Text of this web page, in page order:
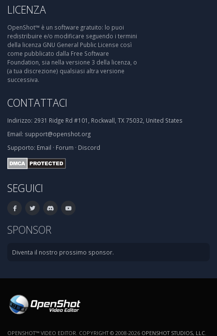
LICENZA
OpenShot™ è un software gratuito: lo puoi
redistribuire e/o modificare seguendo i termini
della licenza GNU General Public License così
come pubblicato dalla Free Software
Foundation, sia nella versione 3 della licenza, o
(a tua discrezione) qualsiasi altra versione
successiva.
CONTATTACI
Indirizzo: 2931 Ridge Rd #101, Rockwall, TX 75032, United States
Email: support@openshot.org
Supporto: Email · Forum · Discord
SEGUICI
SPONSOR
Diventa il nostro prossimo sponsor.
OPENSHOT™ VIDEO EDITOR. COPYRIGHT © 2008-2026 OPENSHOT STUDIOS, LLC